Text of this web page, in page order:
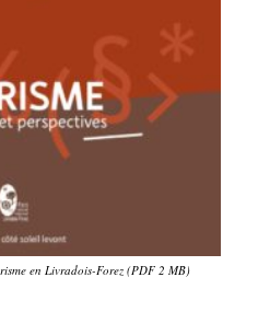
en Livradois-Forez (PDF 2 MB)